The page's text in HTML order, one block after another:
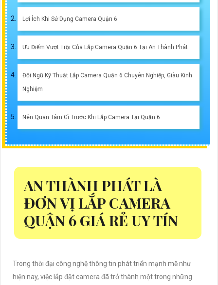
Lợi Ích Khi Sử Dụng Camera Quận 6
Ưu Điểm Vượt Trội Của Lắp Camera Quận 6 Tại An Thành Phát
Đội Ngũ Kỹ Thuật Lắp Camera Quận 6 Chuyên Nghiệp, Giàu Kinh
Nghiệm
Nên Quan Tâm Gì Trước Khi Lắp Camera Tại Quận 6
AN THÀNH PHÁT LÀ
ĐƠN VỊ LẮP CAMERA
QUẬN 6 GIÁ RẺ UY TÍN
Trong thời đại công nghệ thông tin phát triển mạnh mẽ như
hiện nay, việc lắp đặt camera đã trở thành một trong những